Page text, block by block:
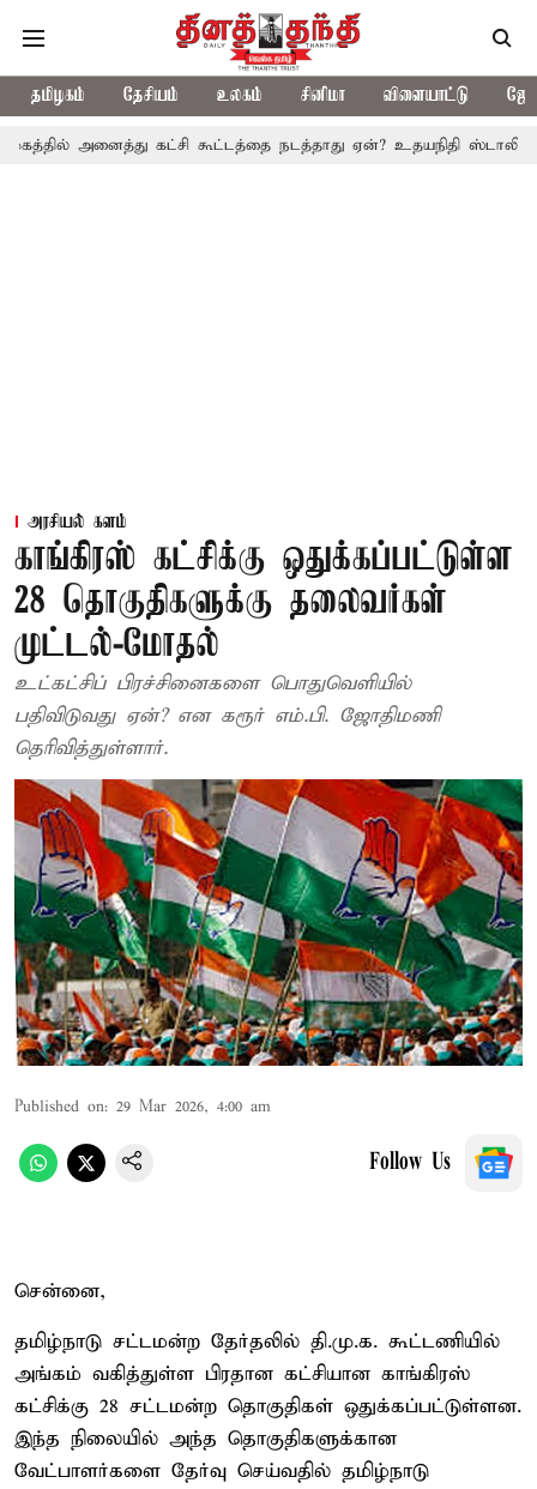
தமிழகம் தேசியம் உலகம் சினிமா விளையாட்டு
அனைத்து கட்சி கூட்டத்தை நடத்தாது ஏன்? உதயநிதி ஸ்டாலின்
அரசியல் களம்
காங்கிரஸ் கட்சிக்கு ஒதுக்கப்பட்டுள்ள
28 தொகுதிகளுக்கு தலைவர்கள்
முட்டல்-மோதல்
உட்கட்சிப் பிரச்சினைகளை பொதுவெளியில்
பதிவிடுவது ஏன்? என கரூர் எம்.பி. ஜோதிமணி
தெரிவித்துள்ளார்.
Published on: 29 Mar 2026, 4:00 am
Follow Us
சென்னை,
தமிழ்நாடு சட்டமன்ற தேர்தலில் தி.மு.க. கூட்டணியில்
அங்கம் வகித்துள்ள பிரதான கட்சியான காங்கிரஸ்
கட்சிக்கு 28 சட்டமன்ற தொகுதிகள் ஒதுக்கப்பட்டுள்ளன.
இந்த நிலையில் அந்த தொகுதிகளுக்கான
வேட்பாளர்களை தேர்வு செய்வதில் தமிழ்நாடு